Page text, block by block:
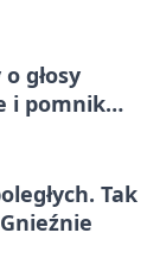
głosy
i pomnik
Tak